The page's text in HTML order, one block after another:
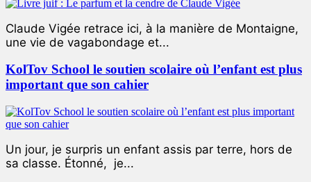
Claude Vigée retrace ici, à la manière de Montaigne,
une vie de vagabondage et...
KolTov School le soutien scolaire où l’enfant est plus
important que son cahier
Un jour, je surpris un enfant assis par terre, hors de
sa classe. Étonné, je...